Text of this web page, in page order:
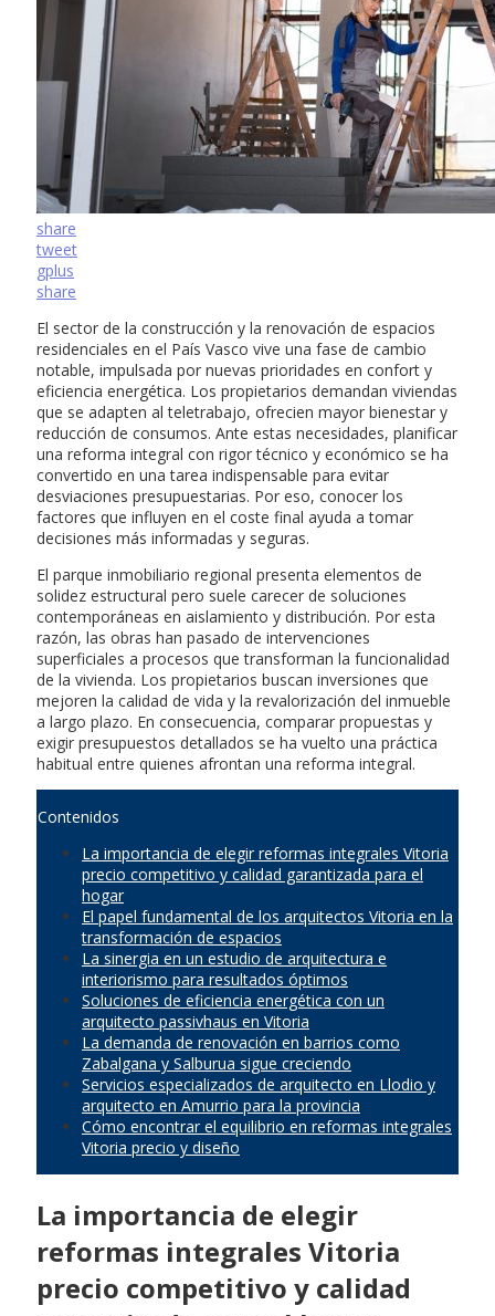
share
tweet
gplus
share
El sector de la construcción y la renovación de espacios
residenciales en el País Vasco vive una fase de cambio
notable, impulsada por nuevas prioridades en confort y
eficiencia energética. Los propietarios demandan viviendas
que se adapten al teletrabajo, ofrecien mayor bienestar y
reducción de consumos. Ante estas necesidades, planificar
una reforma integral con rigor técnico y económico se ha
convertido en una tarea indispensable para evitar
desviaciones presupuestarias. Por eso, conocer los
factores que influyen en el coste final ayuda a tomar
decisiones más informadas y seguras.
El parque inmobiliario regional presenta elementos de
solidez estructural pero suele carecer de soluciones
contemporáneas en aislamiento y distribución. Por esta
razón, las obras han pasado de intervenciones
superficiales a procesos que transforman la funcionalidad
de la vivienda. Los propietarios buscan inversiones que
mejoren la calidad de vida y la revalorización del inmueble
a largo plazo. En consecuencia, comparar propuestas y
exigir presupuestos detallados se ha vuelto una práctica
habitual entre quienes afrontan una reforma integral.
Contenidos
La importancia de elegir reformas integrales Vitoria
precio competitivo y calidad garantizada para el
hogar
El papel fundamental de los arquitectos Vitoria en la
transformación de espacios
La sinergia en un estudio de arquitectura e
interiorismo para resultados óptimos
Soluciones de eficiencia energética con un
arquitecto passivhaus en Vitoria
La demanda de renovación en barrios como
Zabalgana y Salburua sigue creciendo
Servicios especializados de arquitecto en Llodio y
arquitecto en Amurrio para la provincia
Cómo encontrar el equilibrio en reformas integrales
Vitoria precio y diseño
La importancia de elegir
reformas integrales Vitoria
precio competitivo y calidad